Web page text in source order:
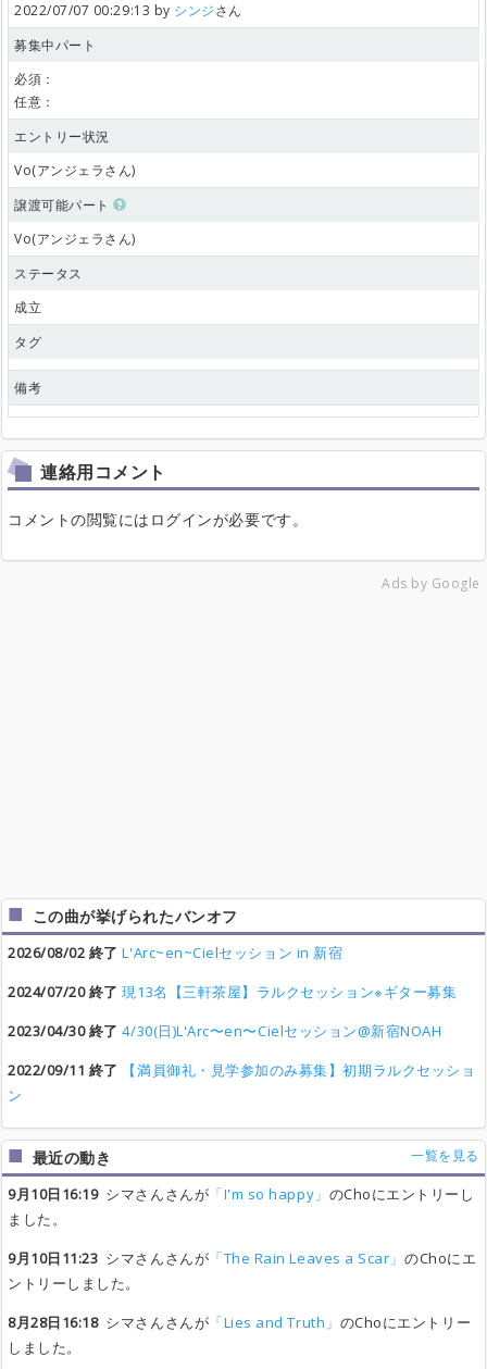
2022/07/07 00:29:13 by シンジさん
募集中パート
必須：
任意：
エントリー状況
Vo(アンジェラさん)
譲渡可能パート
Vo(アンジェラさん)
ステータス
成立
タグ
備考
連絡用コメント
コメントの閲覧にはログインが必要です。
Ads by Google
この曲が挙げられたバンオフ
2026/08/02 終了 L'Arc~en~Cielセッション in 新宿
2024/07/20 終了 現13名【三軒茶屋】ラルクセッション※ギター募集
2023/04/30 終了 4/30(日)L'Arc〜en〜Cielセッション@新宿NOAH
2022/09/11 終了
【満員御礼・見学参加のみ募集】初期ラルクセッショ
ン
最近の動き 一覧を見る
9月10日16:19シマさんさんが 「I'm so happy」 のChoにエントリーし
ました。
9月10日11:23 シマさんさんが 「The Rain Leaves a Scar」 のChoにエ
ントリーしました。
8月28日16:18シマさんさんが 「Lies and Truth」 のChoにエントリー
しました。